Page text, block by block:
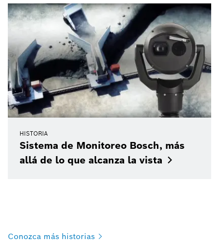
HISTORIA
Sistema de Monitoreo Bosch, más
allá de lo que alcanza la vista
Conozca más historias